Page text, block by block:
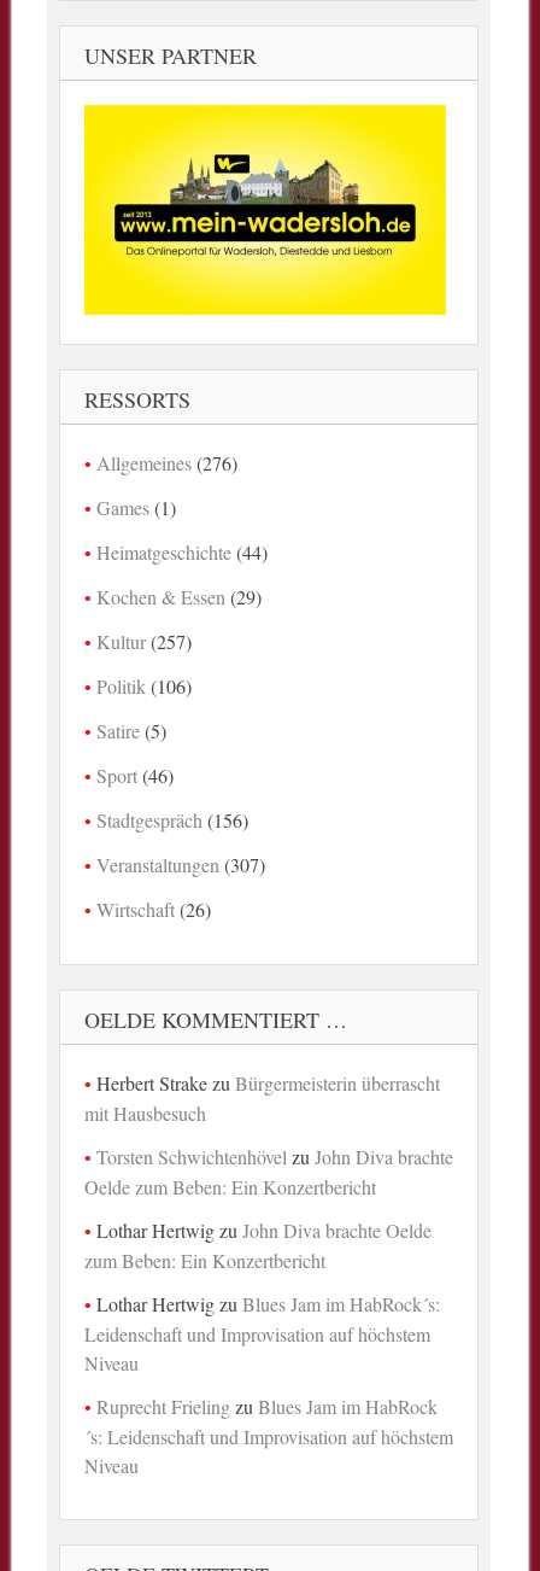
UNSER PARTNER
RESSORTS
Allgemeines(276)
Games(1)
Heimatgeschichte(44)
Kochen & Essen (29)
Kultur(257)
Politik (106)
Satire(5)
Sport(46)
Stadtgespräch (156)
Veranstaltungen (307)
Wirtschaft(26)
OELDE KOMMENTIERT …
Herbert StrakezuBürgermeisterin überrascht
mit Hausbesuch
Torsten Schwichtenhövel zuJohn Diva brachte
Oelde zum Beben: Ein Konzertbericht
Lothar HertwigzuJohn Diva brachte Oelde
zum Beben: Ein Konzertbericht
Lothar HertwigzuBlues Jam im HabRock´s:
Leidenschaft und Improvisation auf höchstem
Niveau
Ruprecht FrielingzuBlues Jam im HabRock
´s: Leidenschaft und Improvisation auf höchstem
Niveau